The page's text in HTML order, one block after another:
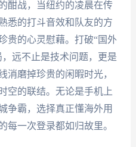
酣战，当纽约的凌晨在传
悉的打斗音效和队友的方
贵的心灵慰藉。打破“国外
远不止是技术问题，更是
消磨掉珍贵的闲暇时光，
空的联结。无论是手机上
争霸，选择真正懂海外用
每一次登录都如归故里。